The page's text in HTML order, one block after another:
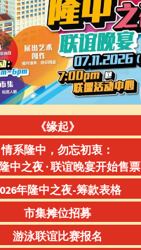
《缘起》
情系隆中，勿忘初衷：
中之夜 · 联谊晚宴开始售票
年隆中之夜-筹款表格
市集摊位招募
游泳联谊比赛报名